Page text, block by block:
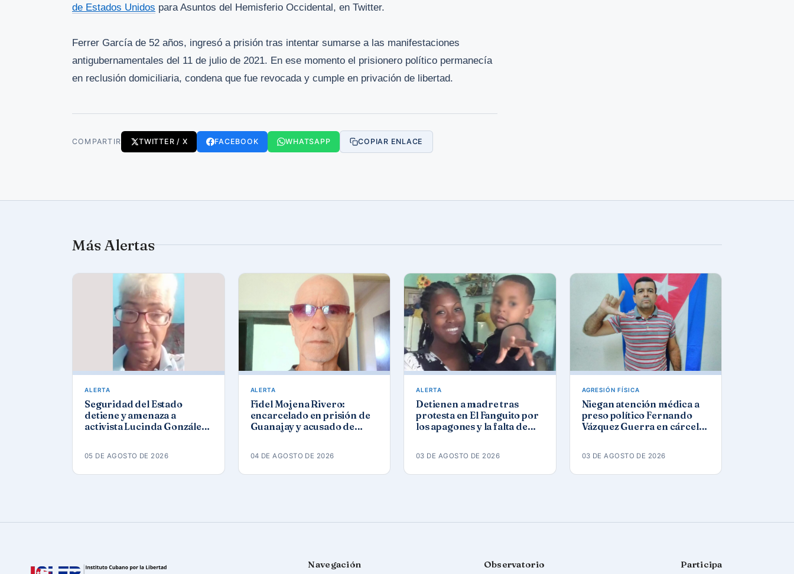
de Estados Unidos para Asuntos del Hemisferio Occidental, en Twitter.
Ferrer García de 52 años, ingresó a prisión tras intentar sumarse a las manifestaciones
antigubernamentales del 11 de julio de 2021. En ese momento el prisionero político permanecía
en reclusión domiciliaria, condena que fue revocada y cumple en privación de libertad.
COMPARTIR TWITTER / X FACEBOOK WHATSAPP COPIAR ENLACE
Más Alertas
ALERTA
Seguridad del Estado
detiene y amenaza a
activista Lucinda González
05 DE AGOSTO DE 2026
ALERTA
Fidel Mojena Rivero:
encarcelado en prisión de
Guanajay y acusado de
04 DE AGOSTO DE 2026
ALERTA
Detienen a madre tras
protesta en El Fanguito por
los apagones y la falta de
03 DE AGOSTO DE 2026
AGRESIÓN FÍSICA
Niegan atención médica a
preso político Fernando
Vázquez Guerra en cárcel
03 DE AGOSTO DE 2026
Navegación Observatorio Participa